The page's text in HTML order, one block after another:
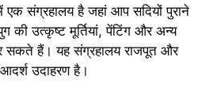
संग्रहालय है जहां आप सदियों पुराने
की उत्कृष्ट मूर्तियां, पेंटिंग और अन्य
सकते हैं। यह संग्रहालय राजपूत और
उदाहरण है।